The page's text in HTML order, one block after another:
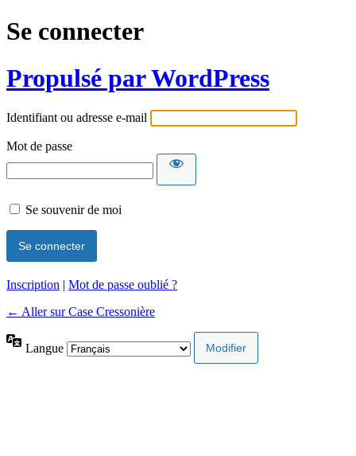
Se connecter
Propulsé par WordPress
Identifiant ou adresse e-mail
Mot de passe
Se souvenir de moi
Inscription | Mot de passe oublié ?
← Aller sur Case Cressonière
Langue